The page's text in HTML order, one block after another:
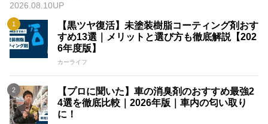
2026.08.10UP
【黒ツヤ復活】未塗装樹脂コーティング剤おす
すめ13選｜メリットと選び方も徹底解説【202
6年度版】
カーライフ
【プロに聞いた】車の消臭剤のおすすめ最強2
4選を徹底比較｜2026年版｜車内の匂い取り
に！